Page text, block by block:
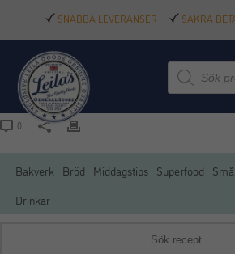
SNABBA LEVERANSER SÄKRA
0
Bakverk Bröd Middagstips Superfood
Drinkar